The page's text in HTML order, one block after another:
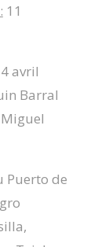
11
avril
Barral
Puerto de